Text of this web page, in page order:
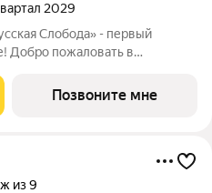
2029
Слобода» - первый
Добро пожаловать в
Позвоните мне
из 9